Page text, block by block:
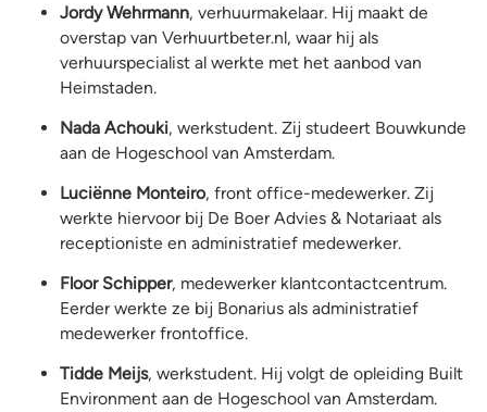
Jordy Wehrmann, verhuurmakelaar. Hij maakt de
overstap van Verhuurtbeter.nl, waar hij als
verhuurspecialist al werkte met het aanbod van
Heimstaden.
Nada Achouki, werkstudent. Zij studeert Bouwkunde
aan de Hogeschool van Amsterdam.
Luciënne Monteiro, front office-medewerker. Zij
werkte hiervoor bij De Boer Advies & Notariaat als
receptioniste en administratief medewerker.
Floor Schipper, medewerker klantcontactcentrum.
Eerder werkte ze bij Bonarius als administratief
medewerker frontoffice.
Tidde Meijs, werkstudent. Hij volgt de opleiding Built
Environment aan de Hogeschool van Amsterdam.